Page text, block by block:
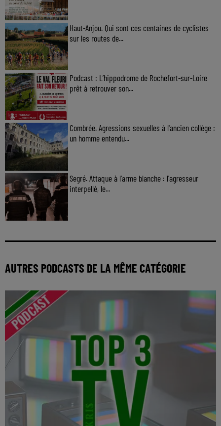
Haut-Anjou. Qui sont ces centaines de cyclistes
sur les routes de...
Podcast : L’hippodrome de Rochefort-sur-Loire
prêt à retrouver son...
Combrée. Agressions sexuelles à l'ancien collège :
un homme entendu...
Segré. Attaque à l'arme blanche : l'agresseur
interpellé, le...
AUTRES PODCASTS DE LA MÊME CATÉGORIE